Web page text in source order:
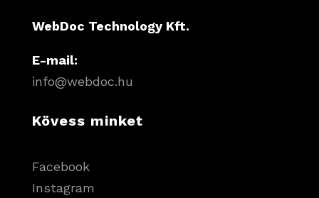
WebDoc Technology Kft.
E-mail:
info@webdoc.hu
Kövess minket
Facebook
Instagram